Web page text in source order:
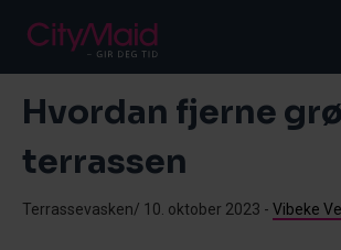
Hvordan fjerne
terrassen
Terrassevasken/ 10. oktober 2023 - Vibeke